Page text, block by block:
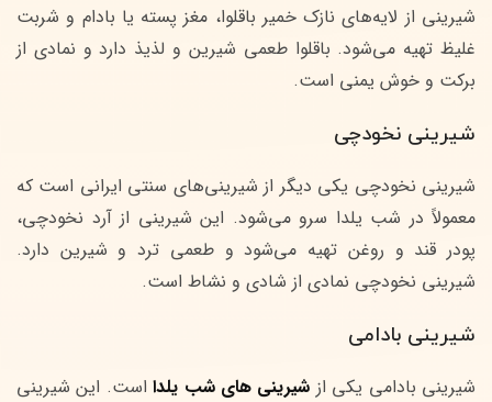
شیرینی از لایه‌های نازک خمیر باقلوا، مغز پسته یا بادام و شربت
غلیظ تهیه می‌شود. باقلوا طعمی شیرین و لذیذ دارد و نمادی از
برکت و خوش یمنی است.
شیرینی نخودچی
شیرینی نخودچی یکی دیگر از شیرینی‌های سنتی ایرانی است که
معمولاً در شب یلدا سرو می‌شود. این شیرینی از آرد نخودچی،
پودر قند و روغن تهیه می‌شود و طعمی ترد و شیرین دارد.
شیرینی نخودچی نمادی از شادی و نشاط است.
شیرینی بادامی
شیرینی بادامی یکی از شیرینی های شب یلدا است. این شیرینی